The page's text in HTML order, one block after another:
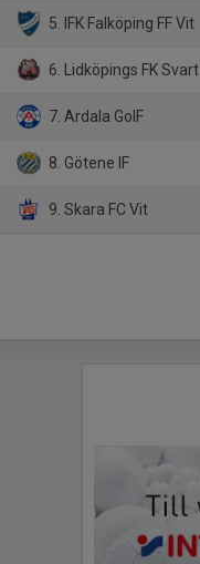
5. IFK Falköping FF Vit
6. Lidköpings FK Svart
7. Ardala GoIF
8. Götene IF
9. Skara FC Vit